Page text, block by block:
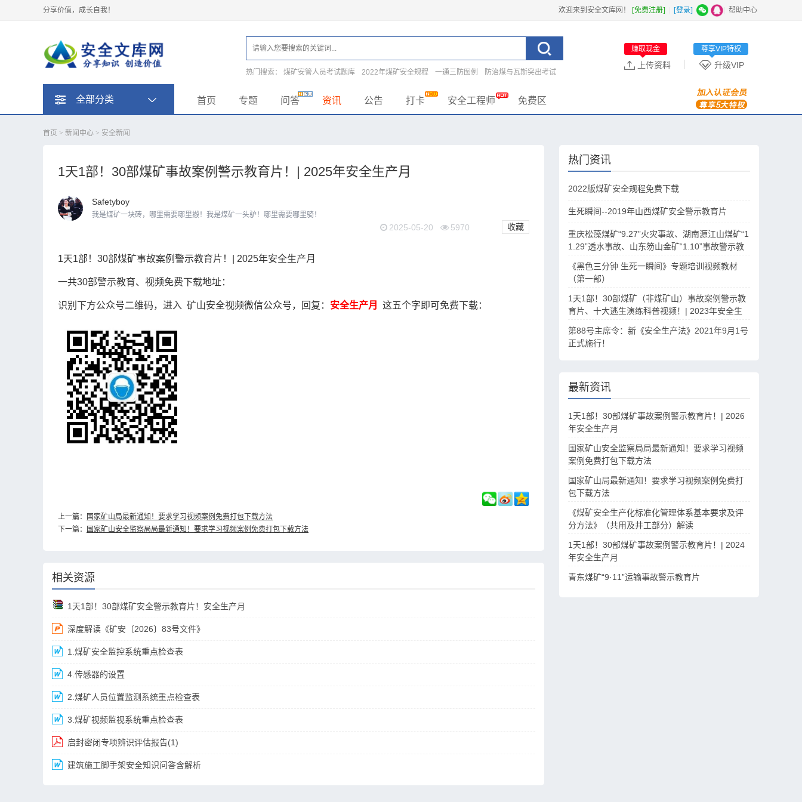
欢迎来到安全文库网！ [免费注册] [登录] 帮助中心
分享价值，成长自我！
热门搜索： 煤矿安管人员考试题库 2022年煤矿安全规程 一通三防图例
防治煤与瓦斯突出考试
升级VIP
尊享VIP特权
上传资料
赚取现金
全部分类 首页 专题 问答 资讯 公告 打卡 安全工程师 免费区
首页 > 新闻中心 > 安全新闻
1天1部！30部煤矿事故案例警示教育片！| 2025年安全生产月
Safetyboy
我是煤矿一块砖，哪里需要哪里搬！我是煤矿一头驴！哪里需要哪里骑！
2025-05-20 5970 收藏
1天1部！30部煤矿事故案例警示教育片！| 2025年安全生产月
一共30部警示教育、视频免费下载地址：
识别下方公众号二维码，进入 矿山安全视频微信公众号，回复： 安全生产月 这五个字即可免费下载：
上一篇：
国家矿山局最新通知！要求学习视频案例免费打包下载方法
下一篇：
国家矿山安全监察局局最新通知！要求学习视频案例免费打包下载方法
相关资源
1天1部！30部煤矿安全警示教育片！安全生产月
深度解读《矿安〔2026〕83号文件》
1.煤矿安全监控系统重点检查表
4.传感器的设置
2.煤矿人员位置监测系统重点检查表
3.煤矿视频监视系统重点检查表
启封密闭专项辨识评估报告(1)
建筑施工脚手架安全知识问答含解析
热门资讯
2022版煤矿安全规程免费下载
生死瞬间--2019年山西煤矿安全警示教育片
重庆松藻煤矿“9.27”火灾事故、湖南源江山煤矿“1
1.29”透水事故、山东笏山金矿“1.10”事故警示教
《黑色三分钟 生死一瞬间》专题培训视频教材
（第一部）
1天1部！30部煤矿（非煤矿山）事故案例警示教
育片、十大逃生演练科普视频！| 2023年安全生
第88号主席令：新《安全生产法》2021年9月1号
正式施行！
最新资讯
1天1部！30部煤矿事故案例警示教育片！| 2026
年安全生产月
国家矿山安全监察局局最新通知！要求学习视频
案例免费打包下载方法
国家矿山局最新通知！要求学习视频案例免费打
包下载方法
《煤矿安全生产化标准化管理体系基本要求及评
分方法》（共用及井工部分）解读
1天1部！30部煤矿事故案例警示教育片！| 2024
年安全生产月
青东煤矿“9·11”运输事故警示教育片